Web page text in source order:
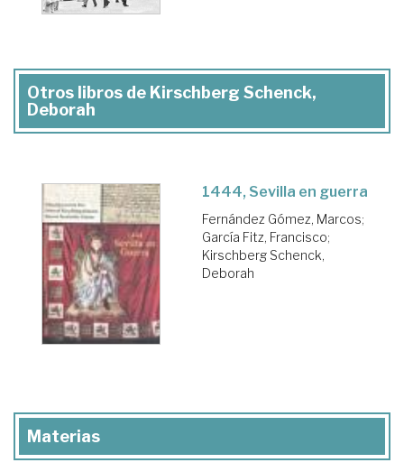
Otros libros de Kirschberg Schenck,
Deborah
1444, Sevilla en guerra
Fernández Gómez, Marcos;
García Fitz, Francisco;
Kirschberg Schenck,
Deborah
Materias